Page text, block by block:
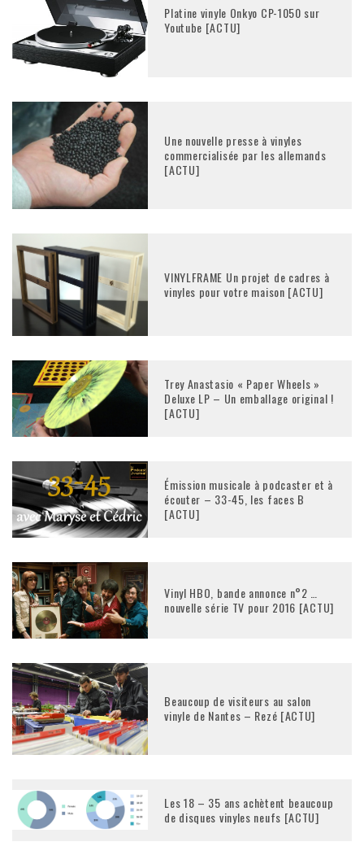
Platine vinyle Onkyo CP-1050 sur
Youtube [ACTU]
Une nouvelle presse à vinyles
commercialisée par les allemands
[ACTU]
VINYLFRAME Un projet de cadres à
vinyles pour votre maison [ACTU]
Trey Anastasio « Paper Wheels »
Deluxe LP – Un emballage original !
[ACTU]
Émission musicale à podcaster et à
écouter – 33-45, les faces B
[ACTU]
Vinyl HBO, bande annonce n°2 …
nouvelle série TV pour 2016 [ACTU]
Beaucoup de visiteurs au salon
vinyle de Nantes – Rezé [ACTU]
Les 18 – 35 ans achètent beaucoup
de disques vinyles neufs [ACTU]